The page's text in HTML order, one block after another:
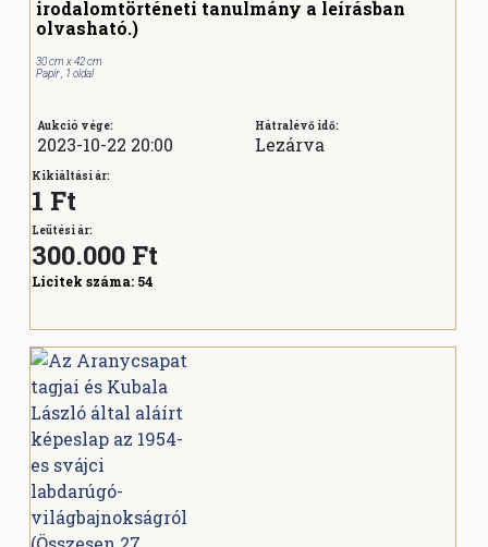
irodalomtörténeti tanulmány a leírásban
olvasható.)
30 cm x 42 cm
Papír , 1 oldal
Aukció vége:
2023-10-22 20:00
Hátralévő idő:
Lezárva
Kikiáltási ár:
1 Ft
Leütési ár:
300.000 Ft
Licitek száma: 54